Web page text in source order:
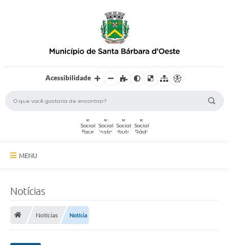
Acessibilidade
MENU
Serviços Online
Notícias
Notícias Notícia